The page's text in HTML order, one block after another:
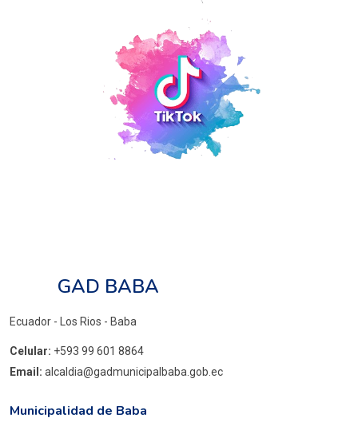
GAD BABA
Ecuador - Los Rios - Baba
Celular: +593 99 601 8864
Email: alcaldia@gadmunicipalbaba.gob.ec
Municipalidad de Baba